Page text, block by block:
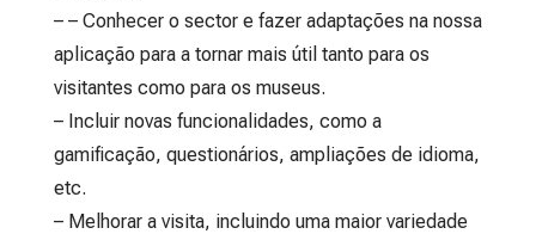
– – Conhecer o sector e fazer adaptações na nossa
aplicação para a tornar mais útil tanto para os
visitantes como para os museus.
– Incluir novas funcionalidades, como a
gamificação, questionários, ampliações de idioma,
etc.
– Melhorar a visita, incluindo uma maior variedade